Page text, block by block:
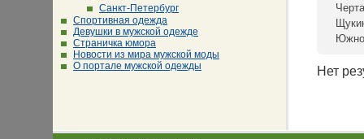
Санкт-Петербург
Спортивная одежда
Девушки в мужской одежде
Страничка юмора
Новости из мира мужской моды
О портале мужской одежды
Нет